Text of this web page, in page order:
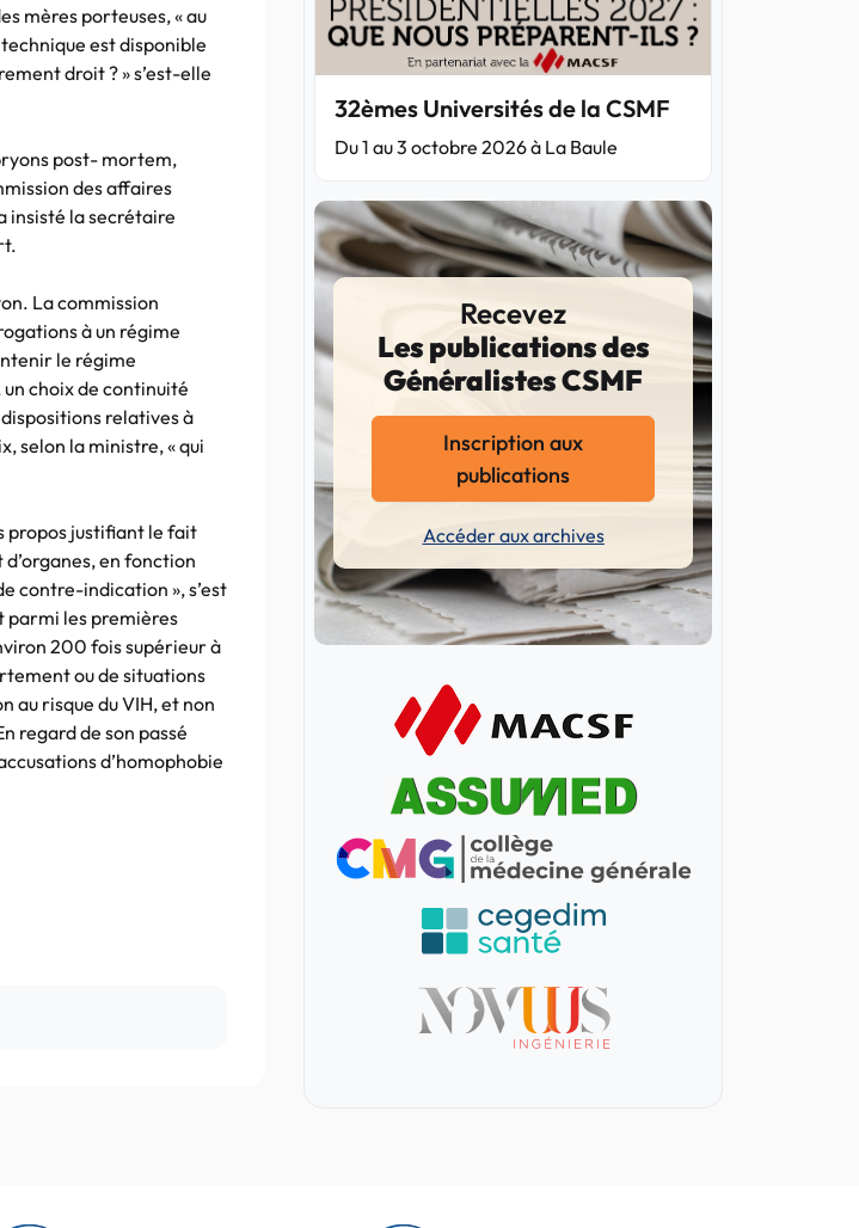
mères porteuses, « au
est disponible
droit ? » s’est-elle
post- mortem,
des affaires
insisté la secrétaire
La commission
à un régime
le régime
choix de continuité
relatives à
selon la ministre, « qui
propos justifiant le fait
en fonction
contre-indication », s’est
parmi les premières
200 fois supérieur à
ou de situations
au risque du VIH, et non
regard de son passé
d’homophobie
32èmes Universités de la CSMF
Du 1 au 3 octobre 2026 à La Baule
Recevez
Les publications des
Généralistes CSMF
Inscription aux
publications
Accéder aux archives